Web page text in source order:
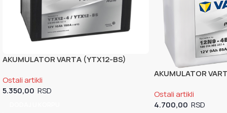
AKUMULATOR VARTA (YTX12-BS)
Ostali artikli
5.350,00
AKUMULATOR
Ostali artikli
4.700,00